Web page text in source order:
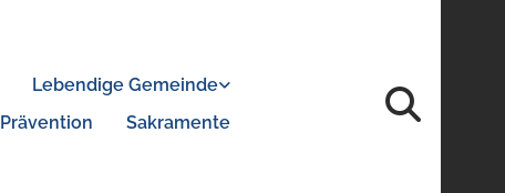
Lebendige Gemeinde
Prävention Sakramente